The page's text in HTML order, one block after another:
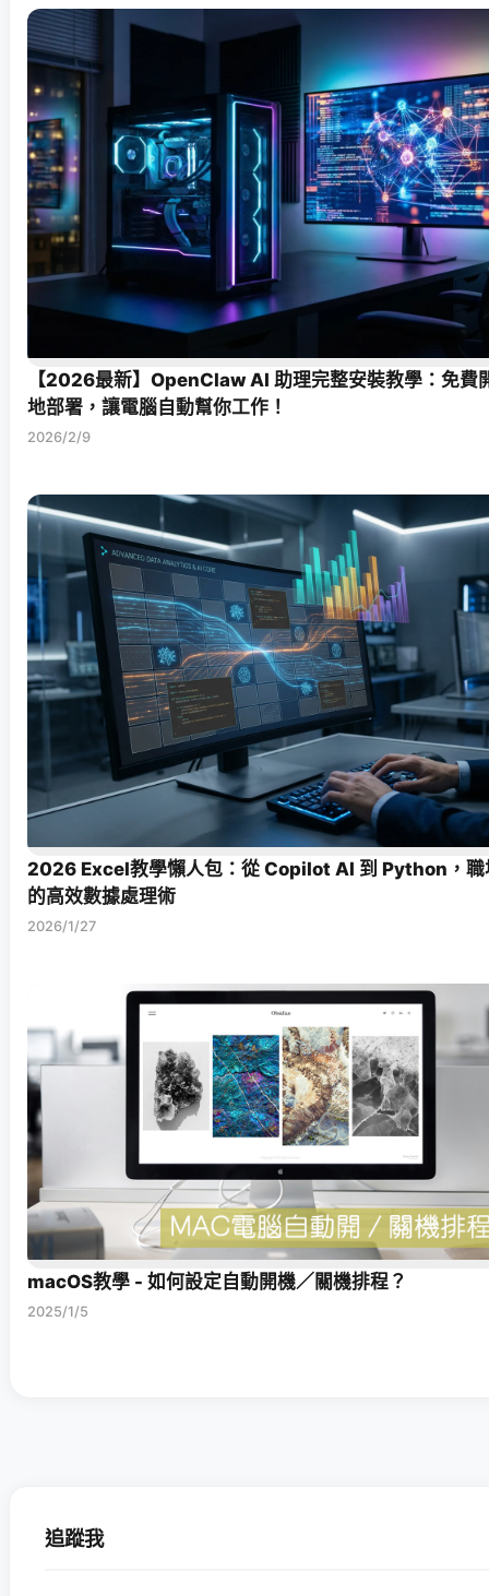
【2026最新】OpenClaw AI 助理完整安裝教學：免費
地部署，讓電腦自動幫你工作！
2026/2/9
2026 Excel教學懶人包：從 Copilot AI 到 Python，職
的高效數據處理術
2026/1/27
macOS教學 - 如何設定自動開機／關機排程？
2025/1/5
追蹤我